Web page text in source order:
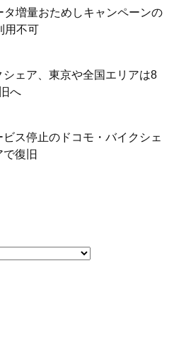
タ増量おためしキャンペーンの
用不可
シェア、東京や全国エリアは8
へ
ス停止のドコモ・バイクシェ
復旧